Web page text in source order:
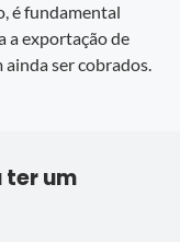
é fundamental
a exportação de
ser cobrados.
ter um